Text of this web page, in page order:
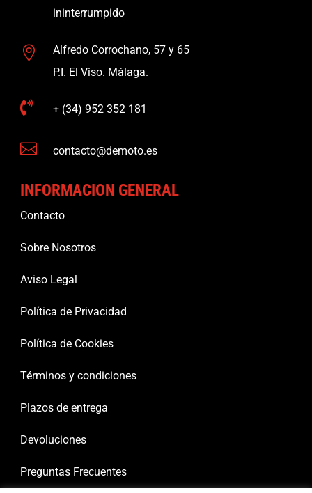
ininterrumpido

Alfredo Corrochano, 57 y 65
P.I. El Viso. Málaga.
 + (34) 952 352 181
 contacto@demoto.es
INFORMACION GENERAL
Contacto
Sobre Nosotros
Aviso Legal
Política de Privacidad
Política de Cookies
Términos y condiciones
Plazos de entrega
Devoluciones
Preguntas Frecuentes